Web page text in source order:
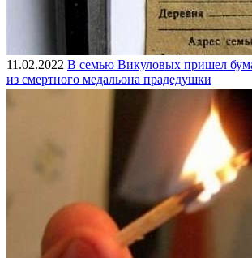
11.02.2022 В семью Викуловых пришел
из смертного медальона прадедушки